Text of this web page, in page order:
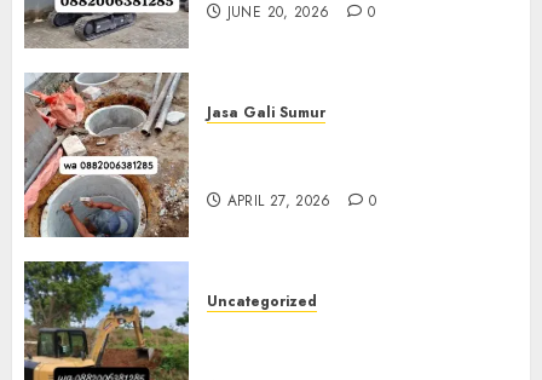
JUNE 20, 2026 0
Jasa Gali Sumur
APRIL 27, 2026 0
Uncategorized